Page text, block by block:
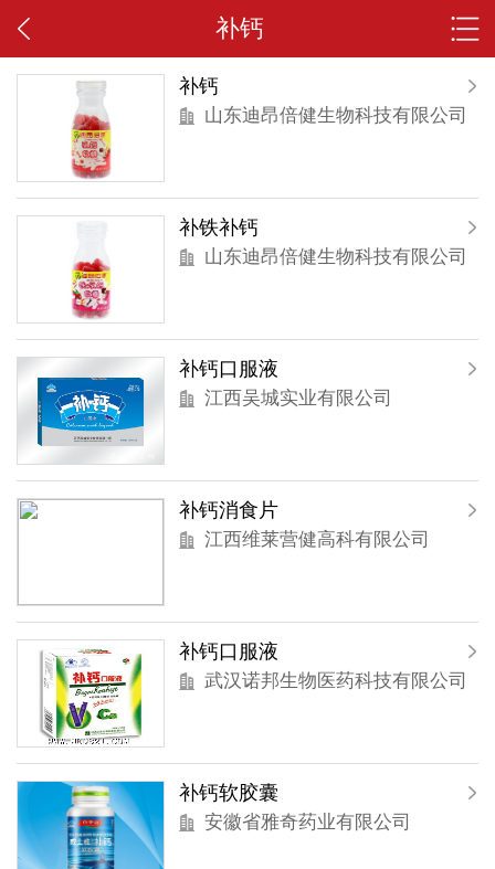
补钙
补钙
山东迪昂倍健生物科技有限公司
补铁补钙
山东迪昂倍健生物科技有限公司
补钙口服液
江西吴城实业有限公司
补钙消食片
江西维莱营健高科有限公司
补钙口服液
武汉诺邦生物医药科技有限公司
补钙软胶囊
安徽省雅奇药业有限公司